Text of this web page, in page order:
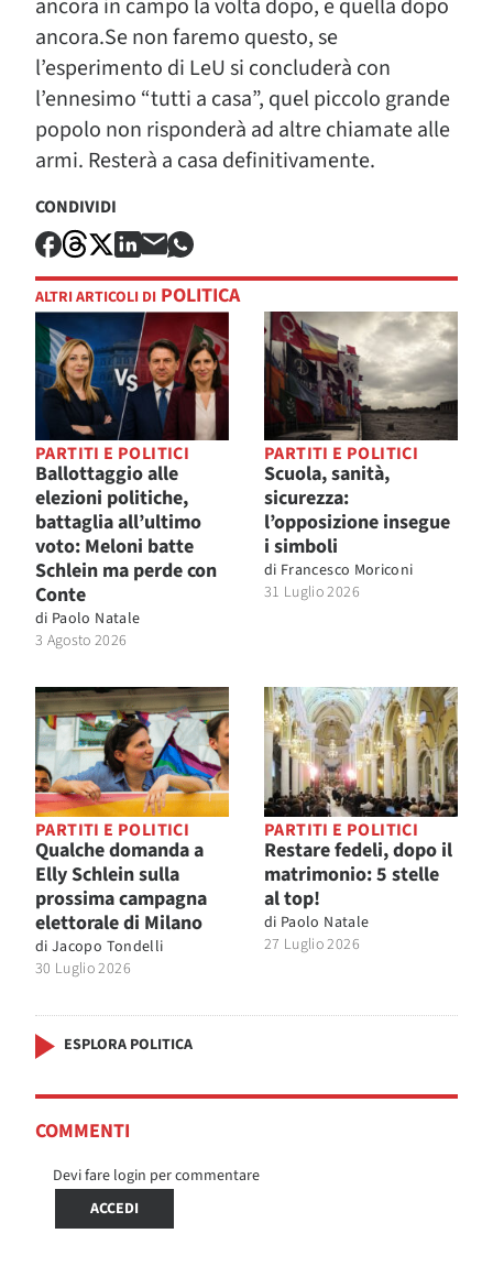
ancora in campo la volta dopo, e quella dopo
ancora.​Se non faremo questo, se
l’esperimento di LeU si concluderà con
l’ennesimo “tutti a casa”, quel piccolo grande
popolo non risponderà ad altre chiamate alle
armi. Resterà a casa definitivamente.
CONDIVIDI
ALTRI ARTICOLI DI POLITICA
PARTITI E POLITICI
Ballottaggio alle
elezioni politiche,
battaglia all’ultimo
voto: Meloni batte
Schlein ma perde con
Conte
di Paolo Natale
3 Agosto 2026
PARTITI E POLITICI
Scuola, sanità,
sicurezza:
l’opposizione insegue
i simboli
di Francesco Moriconi
31 Luglio 2026
PARTITI E POLITICI
Qualche domanda a
Elly Schlein sulla
prossima campagna
elettorale di Milano
di Jacopo Tondelli
30 Luglio 2026
PARTITI E POLITICI
Restare fedeli, dopo il
matrimonio: 5 stelle
al top!
di Paolo Natale
27 Luglio 2026
ESPLORA POLITICA
COMMENTI
Devi fare login per commentare
ACCEDI